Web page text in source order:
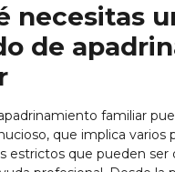
necesitas
de
familiar
que implica varios
estrictos que pueden ser